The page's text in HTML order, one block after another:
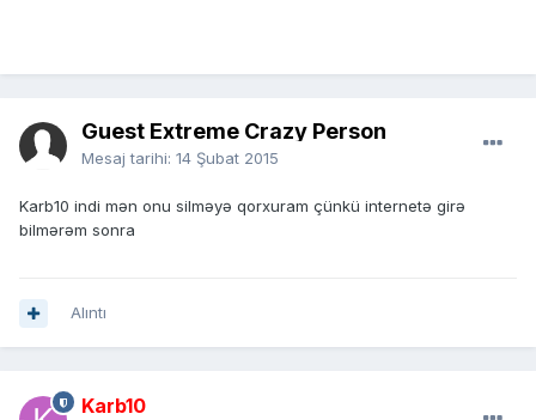
Guest Extreme Crazy Person
Mesaj tarihi: 14 Şubat 2015
Karb10 indi mən onu silməyə qorxuram çünkü internetə girə
bilmərəm sonra
Alıntı
Karb10